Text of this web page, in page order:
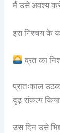
मैं उसे अवश्य
इस निश्चय के
व्रत का
प्रातःकाल
दृढ़ संकल्प
उस दिन उसे